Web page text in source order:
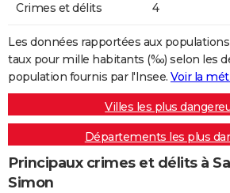
Crimes et délits 4
Les données rapportées aux
taux pour mille habitants (‰) selon les
population fournis par l'Insee. Voir la
Villes les plus
Départements les plus
Principaux crimes et délits à
Simon